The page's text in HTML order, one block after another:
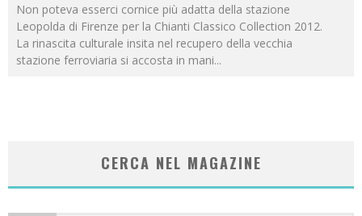
Non poteva esserci cornice più adatta della stazione
Leopolda di Firenze per la Chianti Classico Collection 2012.
La rinascita culturale insita nel recupero della vecchia
stazione ferroviaria si accosta in mani...
CERCA NEL MAGAZINE